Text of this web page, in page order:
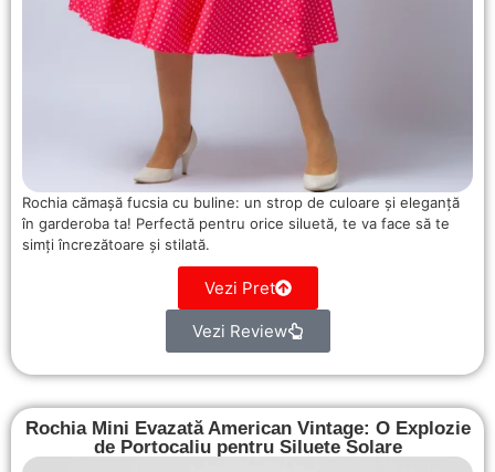
Rochia cămașă fucsia cu buline: un strop de culoare și eleganță
în garderoba ta! Perfectă pentru orice siluetă, te va face să te
simți încrezătoare și stilată.
Vezi Pret
Vezi Review
Rochia Mini Evazată American Vintage: O Explozie
de Portocaliu pentru Siluete Solare